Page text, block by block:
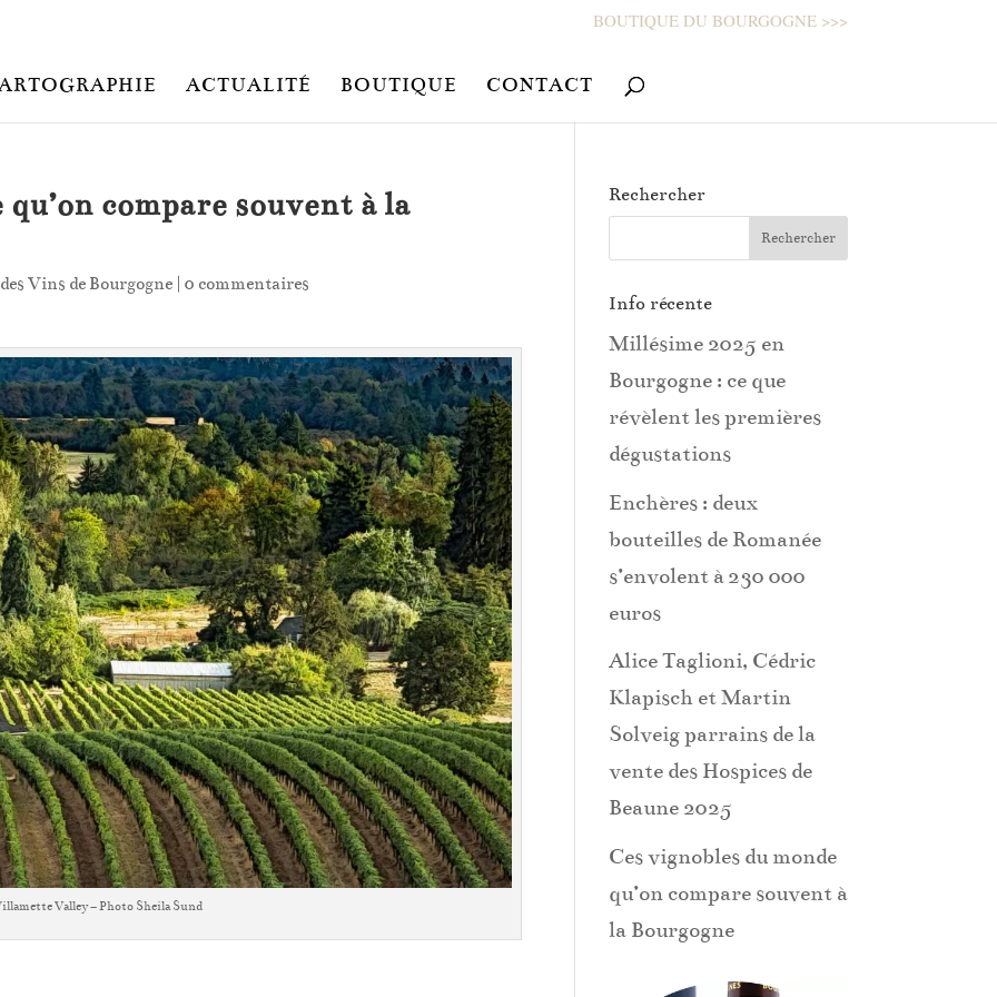
BOUTIQUE DU BOURGOGNE >>>
ACTUALITÉ BOUTIQUE CONTACT
compare souvent à la
Vins de Bourgogne |0 commentaires
Valley – Photo Sheila Sund
Rechercher
Info récente
Millésime 2025 en
Bourgogne : ce que
révèlent les premières
dégustations
Enchères : deux
bouteilles de Romanée
s’envolent à 230 000
euros
Alice Taglioni, Cédric
Klapisch et Martin
Solveig parrains de la
vente des Hospices de
Beaune 2025
Ces vignobles du monde
qu’on compare souvent à
la Bourgogne